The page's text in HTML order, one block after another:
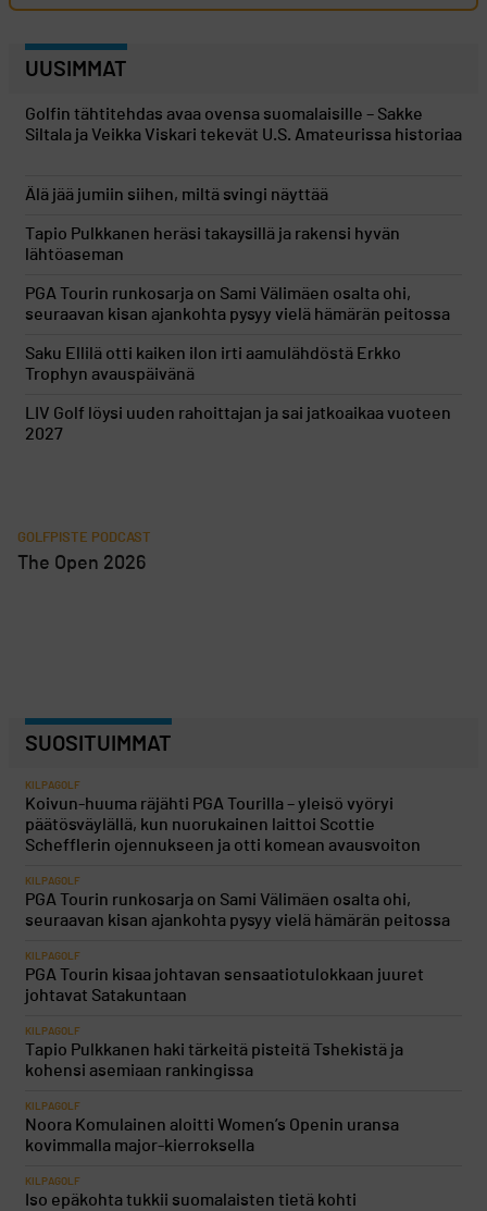
UUSIMMAT
Golfin tähtitehdas avaa ovensa suomalaisille – Sakke
Siltala ja Veikka Viskari tekevät U.S. Amateurissa historiaa
Älä jää jumiin siihen, miltä svingi näyttää
Tapio Pulkkanen heräsi takaysillä ja rakensi hyvän
lähtöaseman
PGA Tourin runkosarja on Sami Välimäen osalta ohi,
seuraavan kisan ajankohta pysyy vielä hämärän peitossa
Saku Ellilä otti kaiken ilon irti aamulähdöstä Erkko
Trophyn avauspäivänä
LIV Golf löysi uuden rahoittajan ja sai jatkoaikaa vuoteen
2027
GOLFPISTE PODCAST
The Open 2026
SUOSITUIMMAT
KILPAGOLF
Koivun-huuma räjähti PGA Tourilla – yleisö vyöryi
päätösväylällä, kun nuorukainen laittoi Scottie
Schefflerin ojennukseen ja otti komean avausvoiton
KILPAGOLF
PGA Tourin runkosarja on Sami Välimäen osalta ohi,
seuraavan kisan ajankohta pysyy vielä hämärän peitossa
KILPAGOLF
PGA Tourin kisaa johtavan sensaatiotulokkaan juuret
johtavat Satakuntaan
KILPAGOLF
Tapio Pulkkanen haki tärkeitä pisteitä Tshekistä ja
kohensi asemiaan rankingissa
KILPAGOLF
Noora Komulainen aloitti Women’s Openin uransa
kovimmalla major-kierroksella
KILPAGOLF
Iso epäkohta tukkii suomalaisten tietä kohti